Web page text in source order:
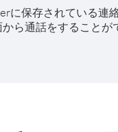
に保存されている連
ら通話をすることが